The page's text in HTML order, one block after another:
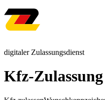
digitaler Zulassungsdienst
Kfz-Zulassung